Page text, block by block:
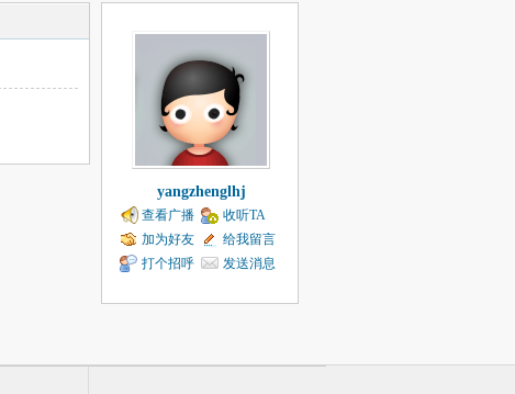
yangzhenglhj
查看广播
收听TA
加为好友
给我留言
打个招呼
发送消息